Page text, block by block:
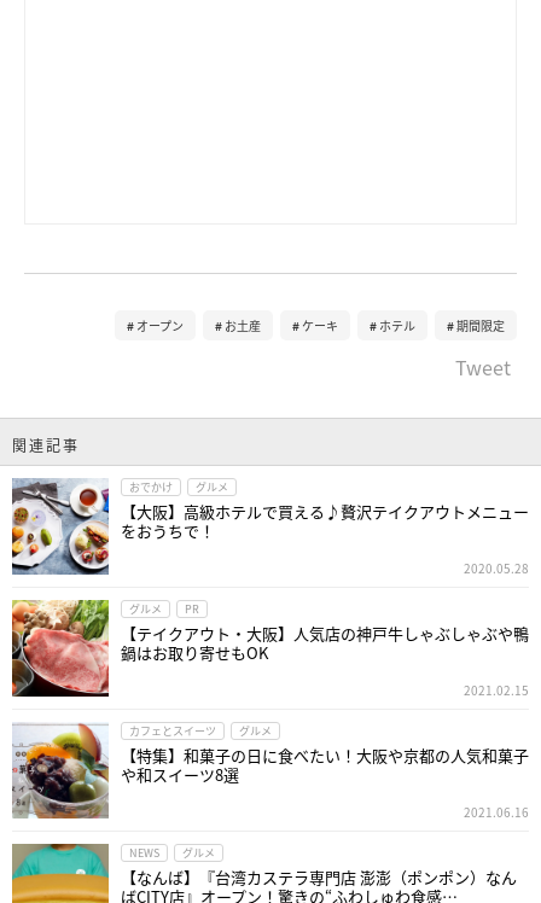
オープン お土産 ケーキ ホテル 期間限定
Tweet
関連記事
おでかけ グルメ
【大阪】高級ホテルで買える♪贅沢テイクアウトメニュー
をおうちで！
2020.05.28
グルメ PR
【テイクアウト・大阪】人気店の神戸牛しゃぶしゃぶや鴨
鍋はお取り寄せもOK
2021.02.15
カフェとスイーツ グルメ
【特集】和菓子の日に食べたい！大阪や京都の人気和菓子
や和スイーツ8選
2021.06.16
NEWS グルメ
【なんば】『台湾カステラ専門店 澎澎（ポンポン）なん
ばCITY店』オープン！驚きの“ふわしゅわ食感…